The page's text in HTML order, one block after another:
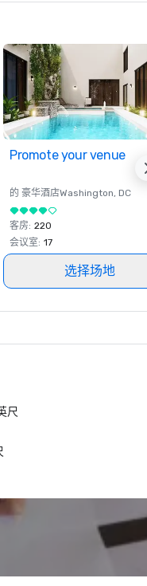
Promote your venue
的 豪华酒店Washington, DC
客房: 220
会议室: 17
选择场地
尺